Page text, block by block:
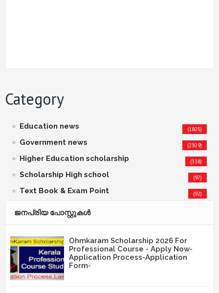
Category
Education news (1805)
Government news (2309)
Higher Education scholarship (338)
Scholarship High school (97)
Text Book & Exam Point (92)
ജനപ്രിയ പോസ്റ്റുകള്‍‌
Ohmkaram Scholarship 2026 For
Professional Course - Apply Now-
Application Process-Application
Form-